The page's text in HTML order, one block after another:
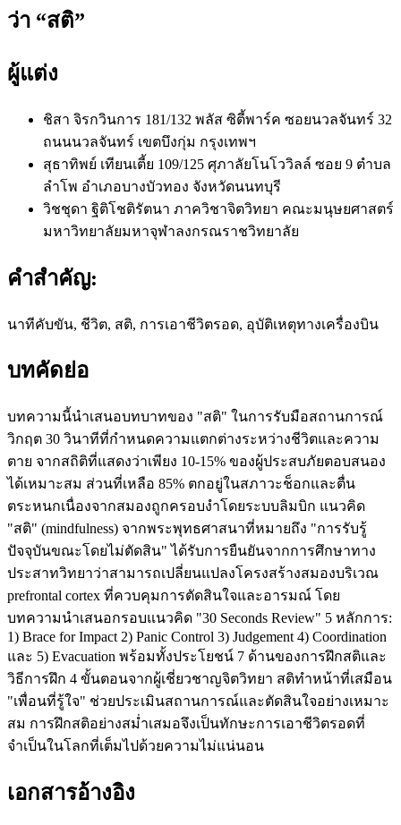
ว่า “สติ”
ผู้แต่ง
ชิสา จิรกวินการ 181/132 พลัส ซิตี้พาร์ค ซอยนวลจันทร์ 32
ถนนนวลจันทร์ เขตบึงกุ่ม กรุงเทพฯ
สุธาทิพย์ เทียนเตี้ย 109/125 ศุภาลัยโนโววิลล์ ซอย 9 ตำบล
ลำโพ อำเภอบางบัวทอง จังหวัดนนทบุรี
วิชชุดา ฐิติโชติรัตนา ภาควิชาจิตวิทยา คณะมนุษยศาสตร์
มหาวิทยาลัยมหาจุฬาลงกรณราชวิทยาลัย
คำสำคัญ:
นาทีคับขัน, ชีวิต, สติ, การเอาชีวิตรอด, อุบัติเหตุทางเครื่องบิน
บทคัดย่อ
บทความนี้นำเสนอบทบาทของ "สติ" ในการรับมือสถานการณ์
วิกฤต 30 วินาทีที่กำหนดความแตกต่างระหว่างชีวิตและความ
ตาย จากสถิติที่แสดงว่าเพียง 10-15% ของผู้ประสบภัยตอบสนอง
ได้เหมาะสม ส่วนที่เหลือ 85% ตกอยู่ในสภาวะช็อกและตื่น
ตระหนกเนื่องจากสมองถูกครอบงำโดยระบบลิมบิก แนวคิด
"สติ" (mindfulness) จากพระพุทธศาสนาที่หมายถึง "การรับรู้
ปัจจุบันขณะโดยไม่ตัดสิน" ได้รับการยืนยันจากการศึกษาทาง
ประสาทวิทยาว่าสามารถเปลี่ยนแปลงโครงสร้างสมองบริเวณ
prefrontal cortex ที่ควบคุมการตัดสินใจและอารมณ์ โดย
บทความนำเสนอกรอบแนวคิด "30 Seconds Review" 5 หลักการ:
1) Brace for Impact 2) Panic Control 3) Judgement 4) Coordination
และ 5) Evacuation พร้อมทั้งประโยชน์ 7 ด้านของการฝึกสติและ
วิธีการฝึก 4 ขั้นตอนจากผู้เชี่ยวชาญจิตวิทยา สติทำหน้าที่เสมือน
"เพื่อนที่รู้ใจ" ช่วยประเมินสถานการณ์และตัดสินใจอย่างเหมาะ
สม การฝึกสติอย่างสม่ำเสมอจึงเป็นทักษะการเอาชีวิตรอดที่
จำเป็นในโลกที่เต็มไปด้วยความไม่แน่นอน
เอกสารอ้างอิง